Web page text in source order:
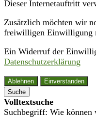
Dieser Internetauftritt
Zusätzlich möchten wir
freiwilligen Einwilligung
Ein Widerruf der
Datenschutzerklärung
Ablehnen
Einverstanden
Suche
Volltextsuche
Suchbegriff: Wie können